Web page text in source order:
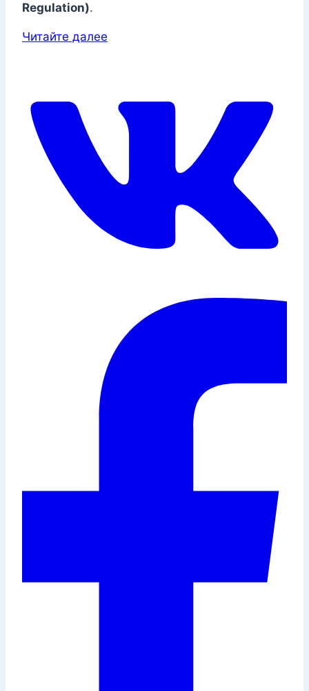
Regulation).
Читайте далее